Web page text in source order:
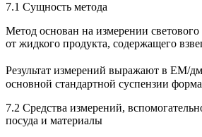
7.1 Сущность метода
Метод основан на измерении
от жидкого продукта, содержащего
Результат измерений выражают в EM/дм
основной стандартной суспензии
7.2 Средства измерений,
посуда и материалы